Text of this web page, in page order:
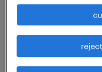
job details
職種